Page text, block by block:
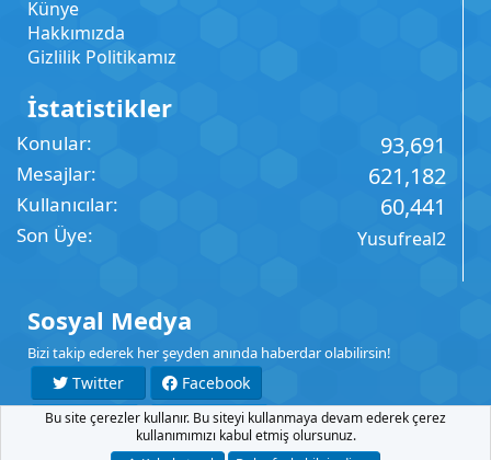
Künye
Hakkımızda
Gizlilik Politikamız
İstatistikler
Konular 93,691
Mesajlar 621,182
Kullanıcılar 60,441
Son Üye Yusufreal2
Sosyal Medya
Bizi takip ederek her şeyden anında haberdar olabilirsin!
Twitter
Facebook
YouTube
Instagram
Bu site çerezler kullanır. Bu siteyi kullanmaya devam ederek çerez
kullanımımızı kabul etmiş olursunuz.